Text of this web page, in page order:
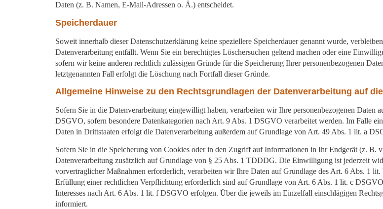
Daten (z. B. Namen, E-Mail-Adressen o. Ä.) entscheidet.
Speicherdauer
Soweit innerhalb dieser Datenschutzerklärung keine speziellere Speicherdauer genannt wurde,
Datenverarbeitung entfällt. Wenn Sie ein berechtigtes Löschersuchen geltend machen oder eine
sofern wir keine anderen rechtlich zulässigen Gründe für die Speicherung Ihrer personenbezogenen
letztgenannten Fall erfolgt die Löschung nach Fortfall dieser Gründe.
Allgemeine Hinweise zu den Rechtsgrundlagen der Datenverarbeitung auf
Sofern Sie in die Datenverarbeitung eingewilligt haben, verarbeiten wir Ihre personenbezogenen
DSGVO, sofern besondere Datenkategorien nach Art. 9 Abs. 1 DSGVO verarbeitet werden. Im Falle
Daten in Drittstaaten erfolgt die Datenverarbeitung außerdem auf Grundlage von Art. 49 Abs. 1 lit. a
Sofern Sie in die Speicherung von Cookies oder in den Zugriff auf Informationen in Ihr Endgerät (z.
Datenverarbeitung zusätzlich auf Grundlage von § 25 Abs. 1 TDDDG. Die Einwilligung ist jederzeit
vorvertraglicher Maßnahmen erforderlich, verarbeiten wir Ihre Daten auf Grundlage des Art. 6 Abs. 1
Erfüllung einer rechtlichen Verpflichtung erforderlich sind auf Grundlage von Art. 6 Abs. 1 lit. c
Interesses nach Art. 6 Abs. 1 lit. f DSGVO erfolgen. Über die jeweils im Einzelfall einschlägigen
informiert.